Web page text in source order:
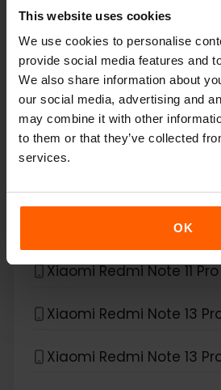
This website uses cookies
We use cookies to personalise
provide social media features and
We also share information about
our social media, advertising and
may combine it with other
to them or that they’ve collected
services.
OK
Xiaomi 13T Pro
Xiaomi 14
Xiaomi 14 Pro
Xiaomi 14T
Xiaomi Redmi Note 11
Xiaomi Redmi Note 13
Xiaomi Redmi Note 13